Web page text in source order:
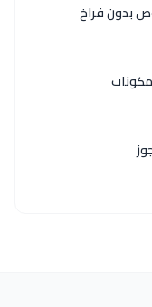
بدون فراخ